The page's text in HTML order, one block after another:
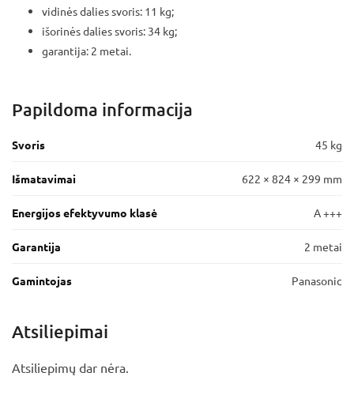
vidinės dalies svoris: 11 kg;
išorinės dalies svoris: 34 kg;
garantija: 2 metai.
Papildoma informacija
Svoris 45 kg
Išmatavimai 622 × 824 × 299 mm
Energijos efektyvumo klasė A +++
Garantija 2 metai
Gamintojas Panasonic
Atsiliepimai
Atsiliepimų dar nėra.